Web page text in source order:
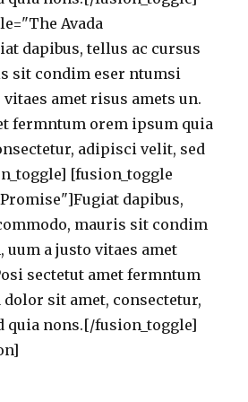
Avada
dapibus, tellus ac cursus
sit condim eser ntumsi
amet risus amets un.
fermntum orem ipsum quia
adipisci velit, sed
[fusion_toggle
dapibus,
mauris sit condim
uum a justo vitaes amet
sectetut amet fermntum
sit amet, consectetur,
quia nons.[/fusion_toggle]